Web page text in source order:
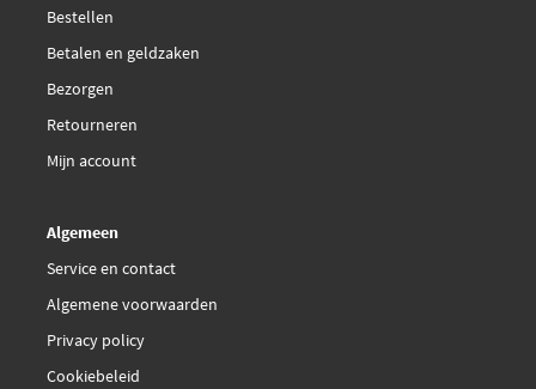
Bestellen
Betalen en geldzaken
Bezorgen
Retourneren
Mijn account
Algemeen
Service en contact
Algemene voorwaarden
Privacy policy
Cookiebeleid